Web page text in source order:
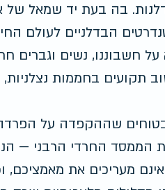
בה בעת יד שמאל של
הבדלניים לעולם
חשבוננו, נשים וגברים
תקועים בחממות
שההקפדה על
הממסד החרדי הרבני —
מעריכים את מאמציכם,